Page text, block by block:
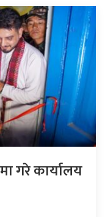
गरे कार्यालय